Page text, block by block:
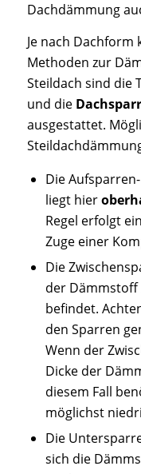
Dachdämmung
Je nach
Methoden zur
Steildach sind die
und die
ausgestattet.
Die
liegt hier
Regel erfolgt
Zuge einer
Die
der Dämmstoff
befindet.
den Sparren
Wenn der
Dicke der
diesem Fall
möglichst
Die
sich die